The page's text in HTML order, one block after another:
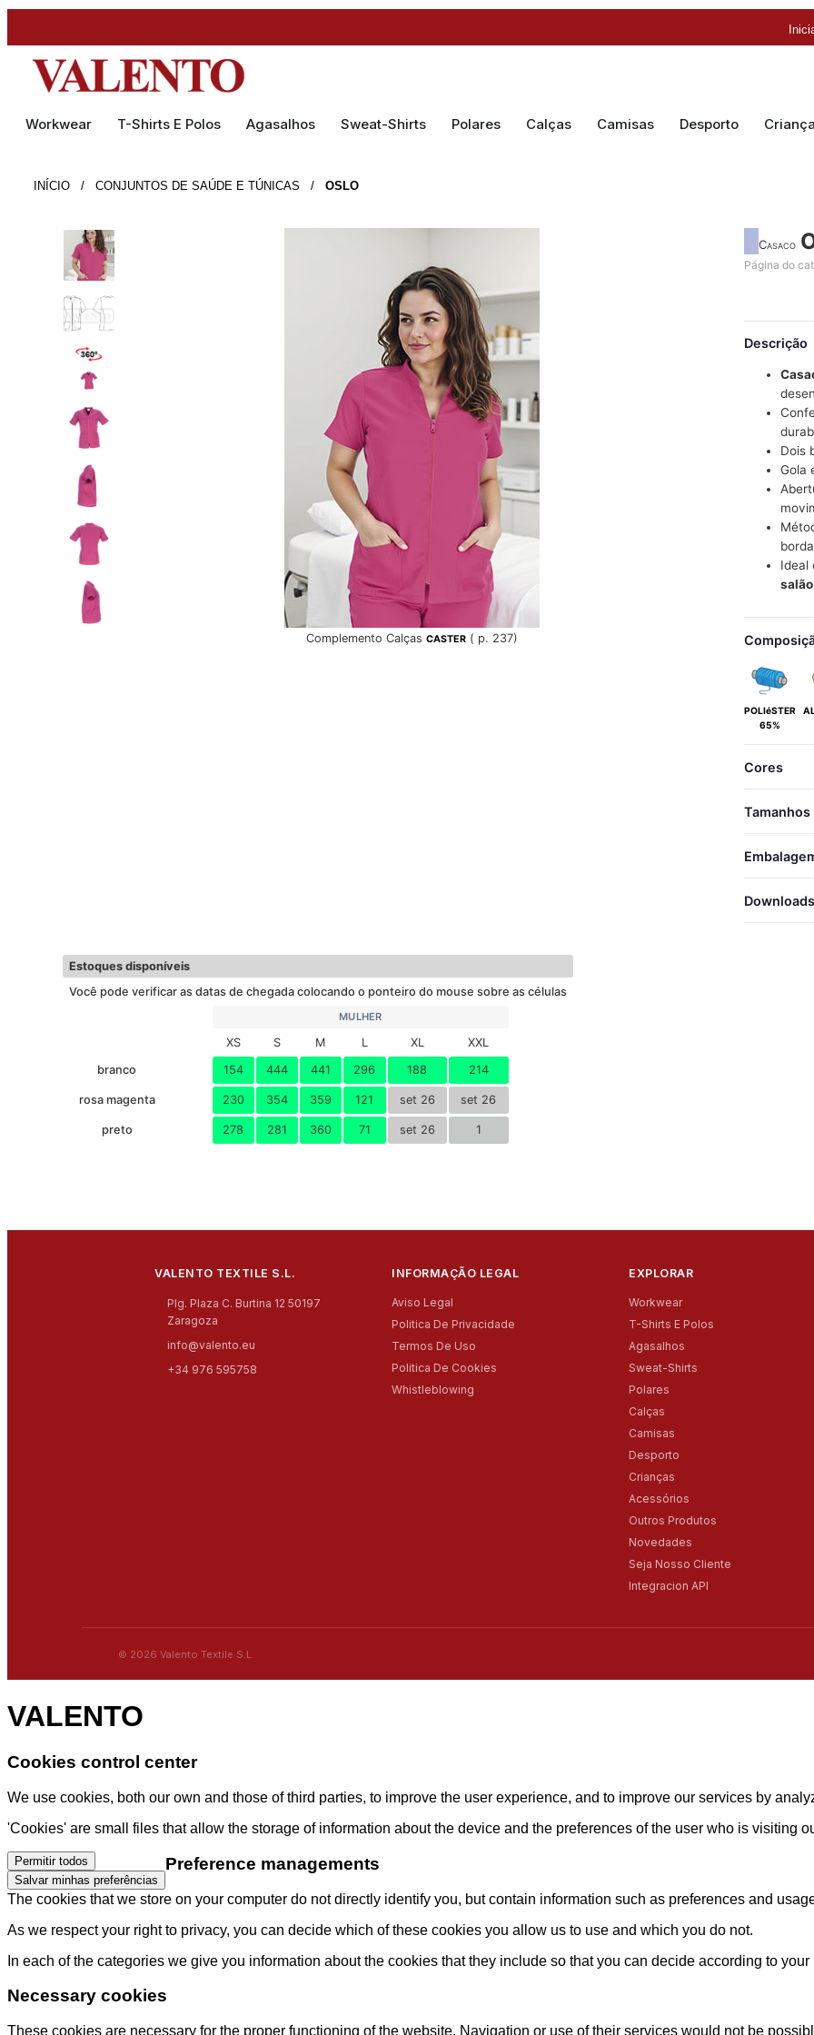
Workwear T-Shirts E Polos Agasalhos Sweat-Shirts Polares Calças Camisas Desporto
INÍCIO / CONJUNTOS DE SAÚDE E TÚNICAS / OSLO
Complemento CalçasCASTER ( p. 237)
Casaco
Página do
Descrição
Dois
Gola
POLIéSTER
65%
Cores
Tamanhos
Downloads
Estoques disponíveis
Você pode verificar as datas de chegada colocando o ponteiro do mouse sobre as células
MULHER
XS S M L XL
XXL
branco
154 444 441 296 188 214
rosa magenta 230 354 359 121 set 26 set 26
preto 278 281 360 71 set 26 1
VALENTO TEXTILE S.L.
Plg. Plaza C. Burtina 12 50197
Zaragoza
info@valento.eu
+34 976 595758
INFORMAÇÃO LEGAL
Aviso Legal
Politica De Privacidade
Termos De Uso
Politica De Cookies
Whistleblowing
EXPLORAR
Workwear
T-Shirts E Polos
Agasalhos
Sweat-Shirts
Polares
Calças
Camisas
Desporto
Crianças
Acessórios
Outros Produtos
Novedades
Seja Nosso Cliente
Integracion API
© 2026 Valento Textile S.L.
VALENTO
Cookies control center
We use cookies, both our own and those of third parties, to improve the user experience, and to improve our services by
'Cookies' are small files that allow the storage of information about the device and the preferences of the user who is visiting
Permitir todos
Salvar minhas preferências
Preference managements
The cookies that we store on your computer do not directly identify you, but contain information such as preferences and
As we respect your right to privacy, you can decide which of these cookies you allow us to use and which you do not.
In each of the categories we give you information about the cookies that they include so that you can decide according to your
Necessary cookies
These cookies are necessary for the proper functioning of the website. Navigation or use of their services would not be